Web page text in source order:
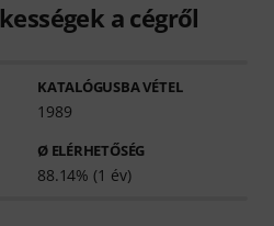
a cégről
KATALÓGUSBA VÉTEL
1989
Ø ELÉRHETŐSÉG
88.14% (1 év)